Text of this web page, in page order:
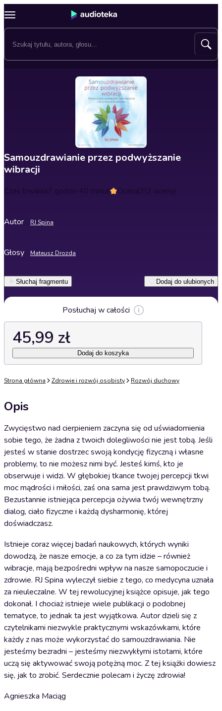
Samouzdrawianie przez podwyższanie
wibracji
Czas trwania7 godzin 40 minut Ocena3(2 oceny)
Autor RJ Spina
Głosy Mateusz Drozda
Słuchaj fragmentu Dodaj do ulubionych
Posłuchaj w całości
45,99 zł
Dodaj do koszyka
Strona główna Zdrowie i rozwój osobisty Rozwój duchowy
Opis
Zwycięstwo nad cierpieniem zaczyna się od uświadomienia
sobie tego, że żadna z twoich dolegliwości nie jest tobą. Jeśli
jesteś w stanie dostrzec swoją kondycję fizyczną i własne
problemy, to nie możesz nimi być. Jesteś kimś, kto je
obserwuje i widzi. W głębokiej tkance twojej percepcji tkwi
moc mądrości i miłości, zaś ona sama jest prawdziwym tobą.
Bezustannie istniejąca percepcja ożywia twój wewnętrzny
dialog, ciało fizyczne i każdą dysharmonię, której
doświadczasz.
Istnieje coraz więcej badań naukowych, których wyniki
dowodzą, że nasze emocje, a co za tym idzie – również
wibracje, mają bezpośredni wpływ na nasze samopoczucie i
zdrowie. RJ Spina wyleczył siebie z tego, co medycyna uznała
za nieuleczalne. W tej rewolucyjnej książce opisuje, jak tego
dokonał. I chociaż istnieje wiele publikacji o podobnej
tematyce, to jednak ta jest wyjątkowa. Autor dzieli się z
czytelnikami niezwykle praktycznymi wskazówkami, które
każdy z nas może wykorzystać do samouzdrawiania. Nie
jesteśmy bezradni – jesteśmy niezwykłymi istotami, które
uczą się aktywować swoją potężną moc. Z tej książki dowiesz
się, jak to zrobić. Serdecznie polecam i życzę zdrowia!
Agnieszka Maciąg